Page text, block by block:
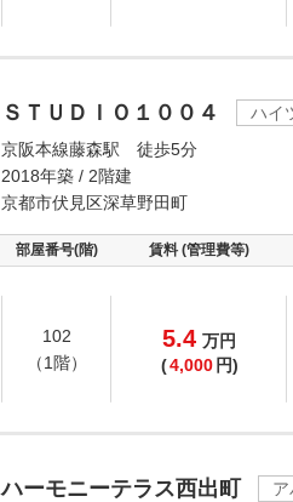
ＳＴＵＤＩＯ１００４
ハイ
京阪本線藤森駅 徒歩5分
2018年築 / 2階建
京都市伏見区深草野田町
部屋番号(階) 賃料 (管理費等)
102
（1階）
5.4 万円
(4,000 円)
ハーモニーテラス西出町